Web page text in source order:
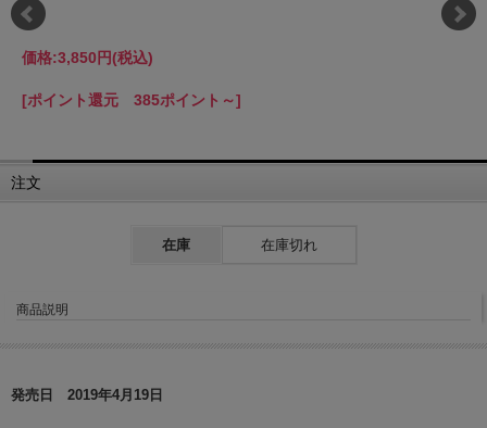
価格:3,850円(税込)
[ポイント還元 385ポイント～]
注文
在庫 在庫切れ
商品説明
発売日 2019年4月19日